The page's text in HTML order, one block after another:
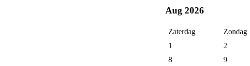
Aug 2026
Zaterdag Zondag
1
2
8
9